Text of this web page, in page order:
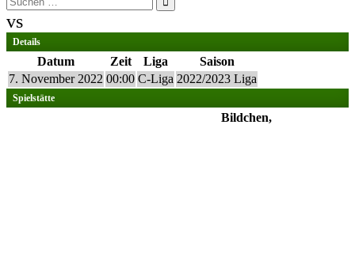
nach:
vs
Details
Datum Zeit Liga
Saison
7. November 2022 00:00 C-Liga 2022/2023 Liga
Spielstätte
Bildchen,